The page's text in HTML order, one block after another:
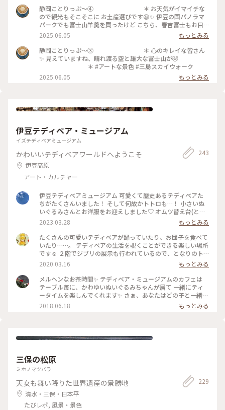
＊ #アートな景色 #三島スカイウォーク #
ふろっく福時計
静岡ことりっぷ〜④ ＊ お天気がイマイチな
ので観光もそこそこに お土産選びです😆✨ 伊豆の国パノラマ
パークでも富士山羊羹を買ったけど こちら、春吉富士もお目
当ての羊羹でした✨ ＊ #アートな景色 #三島
スカイウォーク #春吉富士
2025.06.05
もっとみる
静岡ことりっぷ〜③ ＊ 心のキレイな皆さん
✨ 見えていますね、晴れ渡る空と雄大な富士山が🤣
＊ #アートな景色 #三島スカイウォーク
2025.06.05
もっとみる
伊豆テディベア・ミュージアム
イズテディベアミュージアム
かわいいテディベアワールドへようこそ
伊豆高原
アート・カルチャー
243
伊豆テディベアミュージアム 可愛くて歴史あるテディベアた
ちがたくさんいました！ そして何故かトトロも…！ 小さいぬ
いぐるみさんとお洋服をお迎えしました♡ オムツ替え台(とい
うか大人も寝れる簡易ベッド)は多目的トイレ内にありました
が、授乳室は見当たりませんでした。 #子連れ #静岡県 #伊東
市 #私のことりっぷ旅 #Myことりっぷ
2023.03.28
もっとみる
たくさんの可愛いテディベアが踊っていたり、お団子を食べて
いたり……。 テディベアの生活を覗くことができる楽しい場所
です☺️ ２階でジブリの展示も行われているので、となりのト
トロなどが好きな方もぜひ♥️ おみやげに可愛いテディベアを
抱っこしていってくださいね💕 #メルヘン #テディベア
2020.03.16
もっとみる
メルヘンなお茶時間✨ テディベア・ミュージアムのカフェは
テーブル毎に、かわゆいぬいぐるみちゃんが居て 一緒にティ
ータイムを楽しんでくれます✨ さぁ、あなたはどの子と一緒に
お茶します？ #カフェ #伊豆 #テディベアミュージアム #オー
プンテラス #伊豆高原
2018.06.18 もっとみる
三保の松原
ミホノマツバラ
天女も舞い降りた世界遺産の景勝地
清水・三保・日本平
たびレポ, 風景・景色
229